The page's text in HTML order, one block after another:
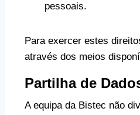
pessoais.
Para exercer estes
através dos meios
Partilha de
A equipa da Bistec não